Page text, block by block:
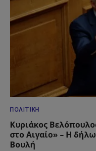
ΠΟΛΙΤΙΚΉ
Κυριάκος
στο Αιγαίο» – Η
Βουλή